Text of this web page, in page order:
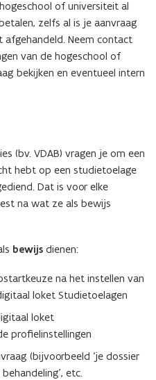
of universiteit al
zelfs al is je aanvraag
Neem contact
van de hogeschool of
bekijken en eventueel intern
(bv. VDAB) vragen je om een
hebt op een studietoelage
Dat is voor elke
na wat ze als bewijs
bewijs dienen:
na het instellen van
loket Studietoelagen
loket
profielinstellingen
(bijvoorbeeld ‘je dossier
etc.